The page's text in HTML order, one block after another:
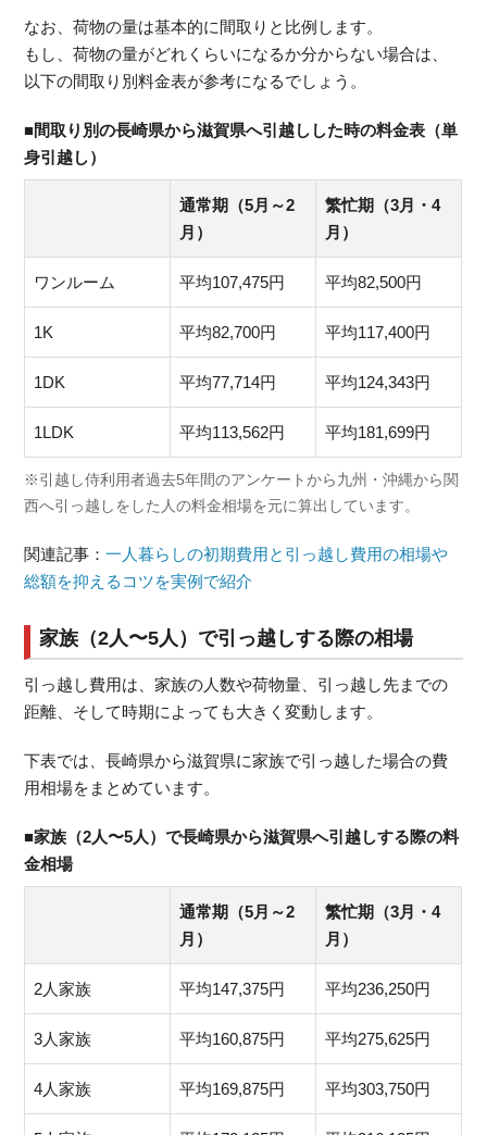
なお、荷物の量は基本的に間取りと比例します。
もし、荷物の量がどれくらいになるか分からない場合は、
以下の間取り別料金表が参考になるでしょう。
■間取り別の長崎県から滋賀県へ引越しした時の料金表（単
身引越し）
通常期（5月～2
月）
繁忙期（3月・4
月）
ワンルーム 平均107,475円 平均82,500円
1K 平均82,700円 平均117,400円
1DK 平均77,714円 平均124,343円
1LDK 平均113,562円 平均181,699円
※引越し侍利用者過去5年間のアンケートから九州・沖縄から関
西へ引っ越しをした人の料金相場を元に算出しています。
関連記事：一人暮らしの初期費用と引っ越し費用の相場や
総額を抑えるコツを実例で紹介
家族（2人〜5人）で引っ越しする際の相場
引っ越し費用は、家族の人数や荷物量、引っ越し先までの
距離、そして時期によっても大きく変動します。
下表では、長崎県から滋賀県に家族で引っ越した場合の費
用相場をまとめています。
■家族（2人〜5人）で長崎県から滋賀県へ引越しする際の料
金相場
通常期（5月～2
月）
繁忙期（3月・4
月）
2人家族 平均147,375円 平均236,250円
3人家族 平均160,875円 平均275,625円
4人家族 平均169,875円 平均303,750円